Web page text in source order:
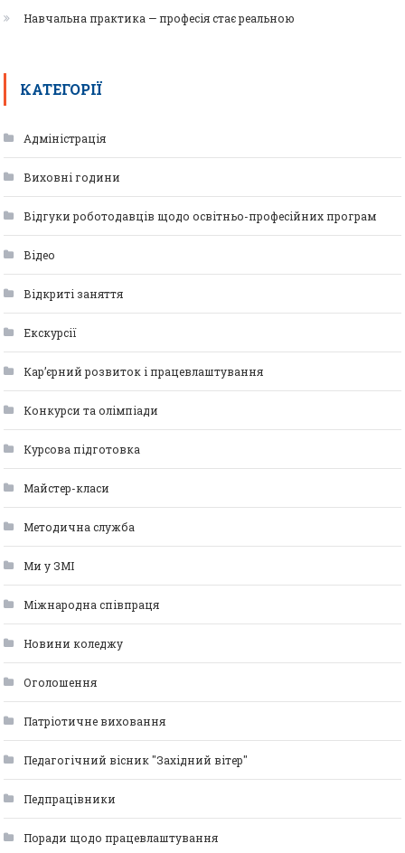
Навчальна практика — професія стає реальною
КАТЕГОРІЇ
Адміністрація
Виховні години
Відгуки роботодавців щодо освітньо-професійних програм
Відео
Відкриті заняття
Екскурсії
Кар’єрний розвиток і працевлаштування
Конкурси та олімпіади
Курсова підготовка
Майстер-класи
Методична служба
Ми у ЗМІ
Міжнародна співпраця
Новини коледжу
Оголошення
Патріотичне виховання
Педагогічний вісник "Західний вітер"
Педпрацівники
Поради щодо працевлаштування